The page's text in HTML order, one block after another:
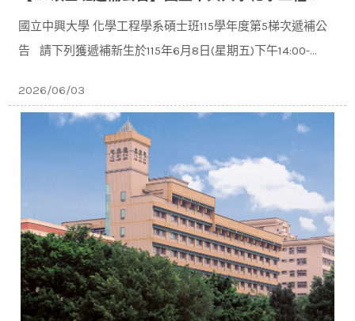
國立中興大學 化學工程學系碩士班115學年度第5梯次遞補公
告 請下列獲遞補新⽣於115年6⽉8⽇(星期五)下午14:00-
2026/06/03